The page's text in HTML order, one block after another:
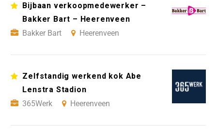
Bijbaan verkoopmedewerker –
Bakker Bart – Heerenveen
Bakker Bart
Heerenveen
Zelfstandig werkend kok Abe
Lenstra Stadion
365Werk
Heerenveen